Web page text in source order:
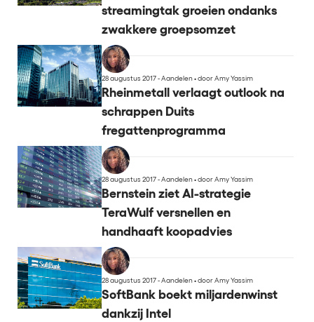
streamingtak groeien ondanks
zwakkere groepsomzet
28 augustus 2017 - Aandelen•door Amy Yassim
Rheinmetall verlaagt outlook na
schrappen Duits
fregattenprogramma
28 augustus 2017 - Aandelen•door Amy Yassim
Bernstein ziet AI-strategie
TeraWulf versnellen en
handhaaft koopadvies
28 augustus 2017 - Aandelen•door Amy Yassim
SoftBank boekt miljardenwinst
dankzij Intel